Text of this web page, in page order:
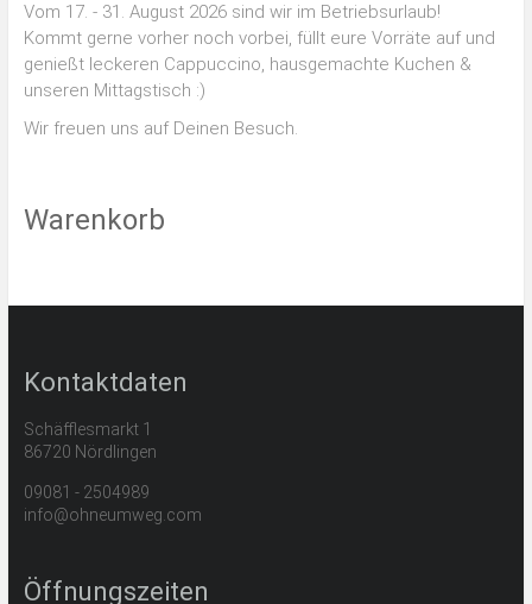
Vom 17. - 31. August 2026 sind wir im Betriebsurlaub!
Kommt gerne vorher noch vorbei, füllt eure Vorräte auf und
genießt leckeren Cappuccino, hausgemachte Kuchen &
unseren Mittagstisch :)
Wir freuen uns auf Deinen Besuch.
Warenkorb
Kontaktdaten
Schäfflesmarkt 1
86720 Nördlingen
09081 - 2504989
info@ohneumweg.com
Öffnungszeiten